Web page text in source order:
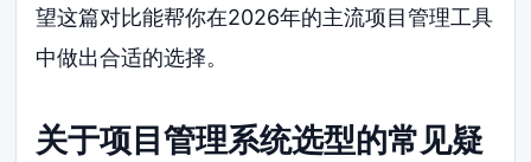
望这篇对比能帮你在2026年的主流项目管理工具
中做出合适的选择。
关于项目管理系统选型的常见疑